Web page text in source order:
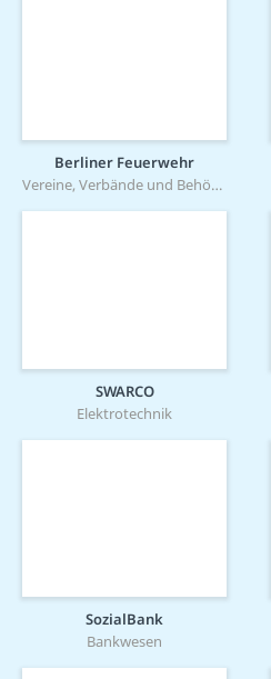
Berliner Feuerwehr
Vereine, Verbände und Behörden
SWARCO
Elektrotechnik
SozialBank
Bankwesen